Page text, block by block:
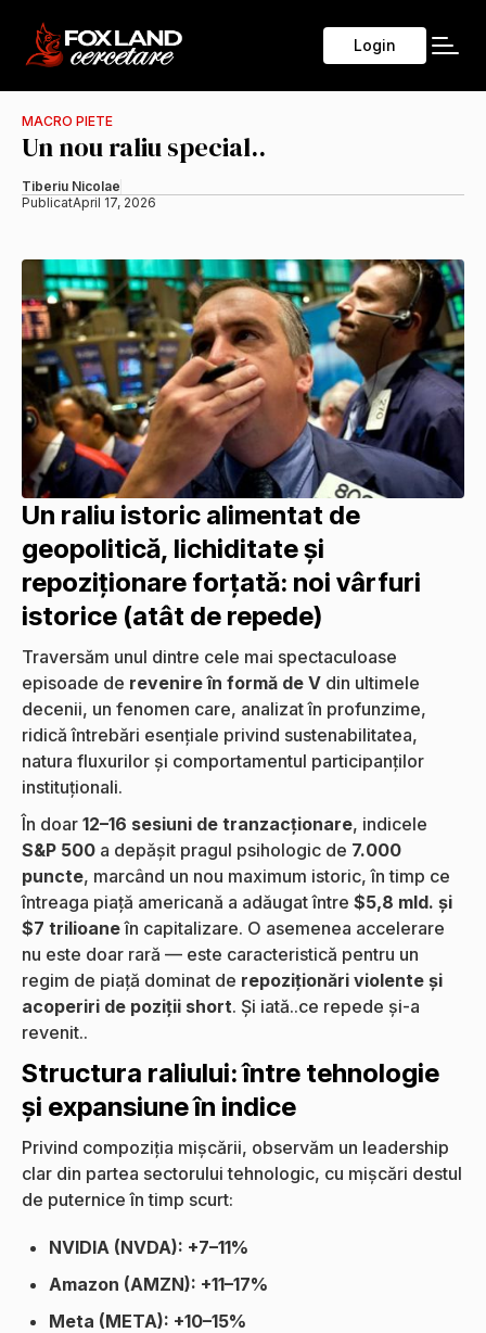
Login
MACRO PIETE
Un nou raliu special..
Tiberiu Nicolae
PublicatApril 17, 2026
Un raliu istoric alimentat de
geopolitică, lichiditate și
repoziționare forțată: noi vârfuri
istorice (atât de repede)
Traversăm unul dintre cele mai spectaculoase
episoade de revenire în formă de V din ultimele
decenii, un fenomen care, analizat în profunzime,
ridică întrebări esențiale privind sustenabilitatea,
natura fluxurilor și comportamentul participanților
instituționali.
În doar 12–16 sesiuni de tranzacționare, indicele
S&P 500 a depășit pragul psihologic de 7.000
puncte, marcând un nou maximum istoric, în timp ce
întreaga piață americană a adăugat între $5,8 mld. și
$7 trilioaneîn capitalizare. O asemenea accelerare
nu este doar rară — este caracteristică pentru un
regim de piață dominat de repoziționări violente și
acoperiri de poziții short. Și iată..ce repede și-a
revenit..
Structura raliului: între tehnologie
și expansiune în indice
Privind compoziția mișcării, observăm un leadership
clar din partea sectorului tehnologic, cu mișcări destul
de puternice în timp scurt:
NVIDIA (NVDA): +7–11%
Amazon (AMZN): +11–17%
Meta (META): +10–15%